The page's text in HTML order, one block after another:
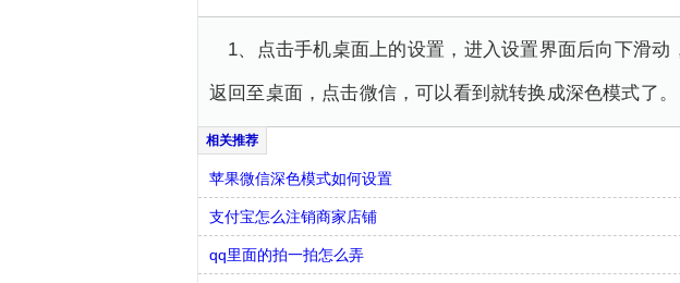
1、点击手机桌面上的设置，进入设置界面后向下滑
返回至桌面，点击微信，可以看到就转换成深色模式了。
苹果微信深色模式如何设置
支付宝怎么注销商家店铺
qq里面的拍一拍怎么弄